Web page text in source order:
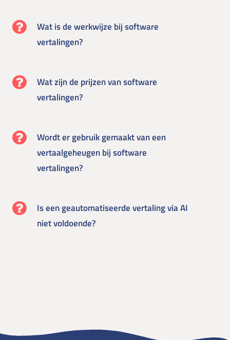
Wat is de werkwijze bij software
vertalingen?
Wat zijn de prijzen van software
vertalingen?
Wordt er gebruik gemaakt van een
vertaalgeheugen bij software
vertalingen?
Is een geautomatiseerde vertaling via AI
niet voldoende?